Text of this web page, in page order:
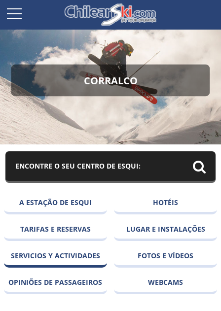
CORRALCO
ENCONTRE O SEU CENTRO DE ESQUI:
A ESTAÇÃO DE ESQUI HOTÉIS
TARIFAS E RESERVAS LUGAR E INSTALAÇÕES
SERVICIOS Y ACTIVIDADES FOTOS E VÍDEOS
OPINIÕES DE PASSAGEIROS WEBCAMS